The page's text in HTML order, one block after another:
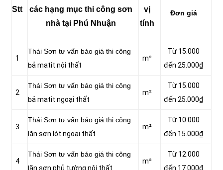
Stt
các hạng mục thi công sơn
nhà tại Phú Nhuận
vị
tính
Đơn giá
1
Thái Sơn tư vấn báo giá thi công
bả matit nội thất
m²
Từ 15.000
đến 25.000₫
2
Thái Sơn tư vấn báo giá thi công
bả matit ngoại thất
m²
Từ 15.000
đến 25.000₫
3
Thái Sơn tư vấn báo giá thi công
lăn sơn lót ngoại thất
m²
Từ 10.000
đến 15.000₫
4
Thái Sơn tư vấn báo giá thi công
lăn sơn phủ tường nội thất
m²
Từ 12.000
đến 17.000₫